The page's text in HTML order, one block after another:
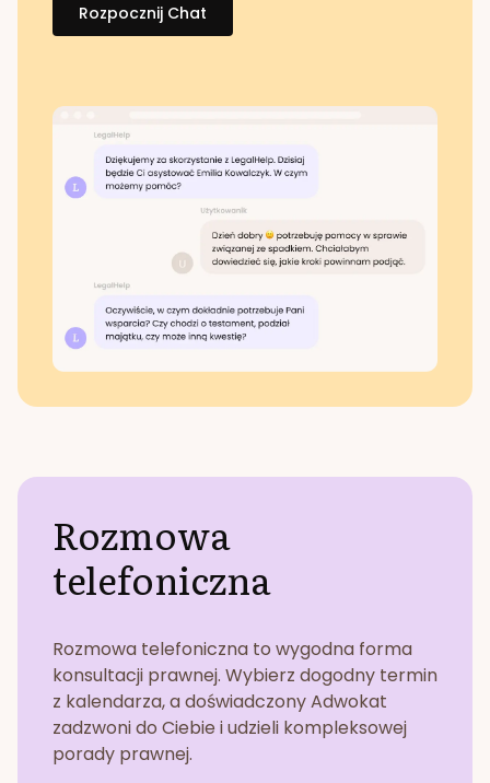
Rozpocznij Chat
Rozmowa
telefoniczna
Rozmowa telefoniczna to wygodna forma
konsultacji prawnej. Wybierz dogodny termin
z kalendarza, a doświadczony Adwokat
zadzwoni do Ciebie i udzieli kompleksowej
porady prawnej.